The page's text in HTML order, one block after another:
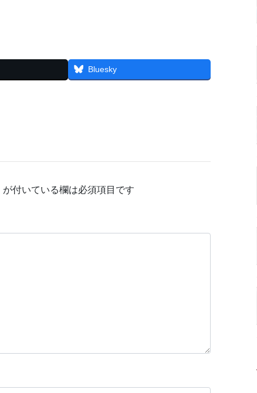
Bluesky
が付いている欄は必須項目です